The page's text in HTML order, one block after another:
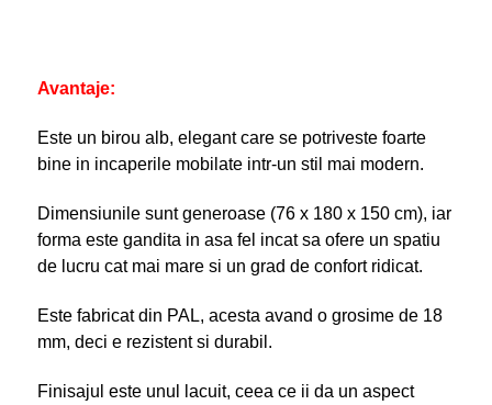
Avantaje:
Este un birou alb, elegant care se potriveste foarte
bine in incaperile mobilate intr-un stil mai modern.
Dimensiunile sunt generoase (76 x 180 x 150 cm), iar
forma este gandita in asa fel incat sa ofere un spatiu
de lucru cat mai mare si un grad de confort ridicat.
Este fabricat din PAL, acesta avand o grosime de 18
mm, deci e rezistent si durabil.
Finisajul este unul lacuit, ceea ce ii da un aspect